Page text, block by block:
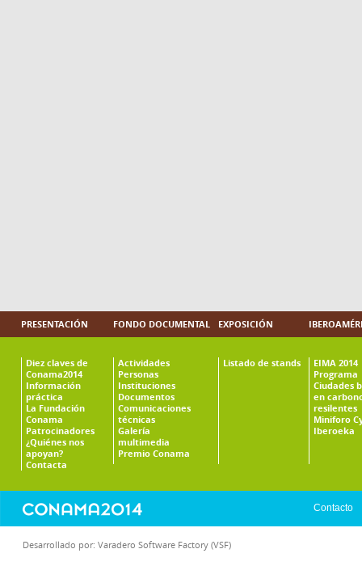
PRESENTACIÓN
Diez claves de
Conama2014
Información
práctica
La Fundación
Conama
Patrocinadores
¿Quiénes nos
apoyan?
Contacta
FONDO DOCUMENTAL
Actividades
Personas
Instituciones
Documentos
Comunicaciones
técnicas
Galería
multimedia
Premio Conama
EXPOSICIÓN
Listado de stands
EIMA 2014
Programa
Ciudades
en
resilentes
Miniforo
Iberoeka
Contacto
Desarrollado por: Varadero Software Factory (VSF)